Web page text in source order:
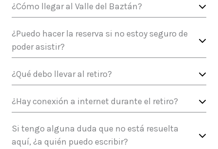
¿Cómo llegar al Valle del Baztán?
¿Puedo hacer la reserva si no estoy seguro de
poder asistir?
¿Qué debo llevar al retiro?
¿Hay conexión a internet durante el retiro?
Si tengo alguna duda que no está resuelta
aquí, ¿a quién puedo escribir?